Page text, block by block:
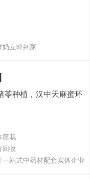
立即到家
苓种植，汉中天麻蜜环
筐栽
回收
站式中药材配套实体企业